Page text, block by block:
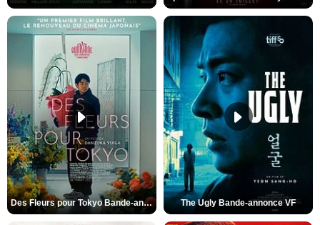
Des Fleurs pour Tokyo Bande-annonce VO STFR The Ugly Bande-annonce VF